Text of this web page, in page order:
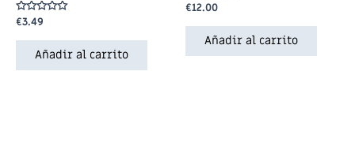
Valorado
en
0
€3.49
Añadir al carrito
Valorado
en
0
€12.00
Añadir al carrito